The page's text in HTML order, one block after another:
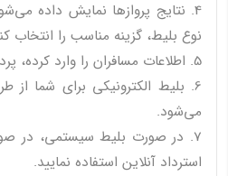
4. نتایج پروازها نمایش داده
نوع بلیط، گزینه مناسب را انتخاب
5. اطلاعات مسافران را وارد کرده، پرداخت آنلاین انجام دهید.
6. بلیط الکترونیکی برای شما از
می‌شود.
7. در صورت بلیط سیستمی، در
استرداد آنلاین استفاده نمایید.